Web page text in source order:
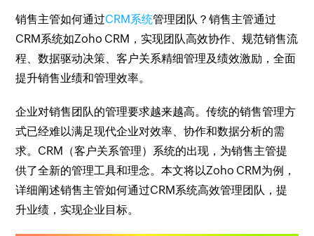
销售主管如何通过CRM系统管理团队？销售主管通过
CRM系统如Zoho CRM，实现团队高效协作、规范销售流
程、数据驱动决策、客户关系精细管理及绩效激励，全面
提升销售业绩和管理效率。
企业对销售团队的管理要求越来越高。传统的销售管理方
式已经难以满足现代企业对效率、协作和数据分析的需
求。CRM（客户关系管理）系统的出现，为销售主管提
供了全新的管理工具和理念。本文将以Zoho CRM为例，
详细阐述销售主管如何通过CRM系统高效管理团队，提
升业绩，实现企业目标。